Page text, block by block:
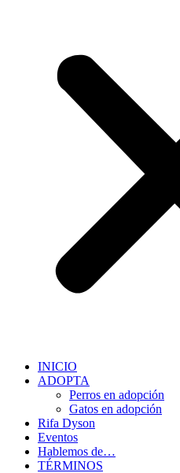
INICIO
ADOPTA
Perros en adopción
Gatos en adopción
Rifa Dyson
Eventos
Hablemos de…
TÉRMINOS